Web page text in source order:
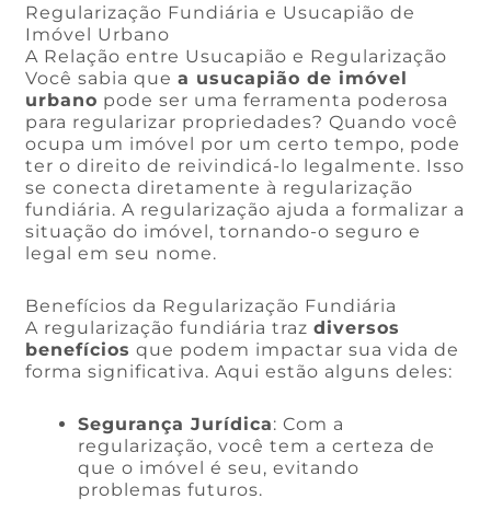
Regularização Fundiária e Usucapião de
Imóvel Urbano
A Relação entre Usucapião e Regularização
Você sabia quea usucapião de imóvel
urbano pode ser uma ferramenta poderosa
para regularizar propriedades? Quando você
ocupa um imóvel por um certo tempo, pode
ter o direito de reivindicá-lo legalmente. Isso
se conecta diretamente à regularização
fundiária. A regularização ajuda a formalizar a
situação do imóvel, tornando-o seguro e
legal em seu nome.
Benefícios da Regularização Fundiária
A regularização fundiária trazdiversos
benefícios que podem impactar sua vida de
forma significativa. Aqui estão alguns deles:
Segurança Jurídica: Com a
regularização, você tem a certeza de
que o imóvel é seu, evitando
problemas futuros.